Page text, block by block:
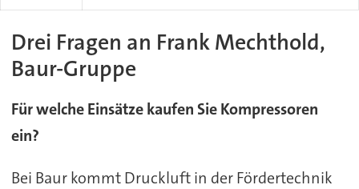
Drei Fragen an Frank Mechthold,
Baur-Gruppe
Für welche Einsätze kaufen Sie Kompressoren
ein?
Bei Baur kommt Druckluft in der Fördertechnik